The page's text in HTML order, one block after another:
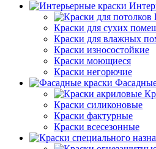
Краски для сухих
Краски для влажных
Краски износостойкие
Краски моющиеся
Краски негорючие
Краски силиконовые
Краски фактурные
Краски всесезонные